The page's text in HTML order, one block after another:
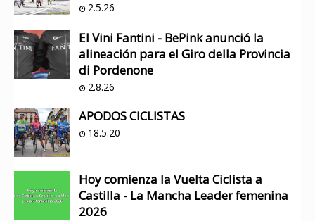
2.5.26
El Vini Fantini - BePink anunció la
alineación para el Giro della Provincia
di Pordenone
2.8.26
APODOS CICLISTAS
18.5.20
Hoy comienza la Vuelta Ciclista a
Castilla - La Mancha Leader femenina
2026